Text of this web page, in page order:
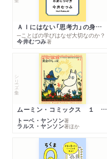
ＡＩにはない「思考力」の身につけ方
─ことばの学びはなぜ大切なのか？
今井むつみ著
シリーズ・全集
ムーミン・コミックス １ 黄金のしっぽ
トーベ・ヤンソン著
ラルス・ヤンソン著ほか